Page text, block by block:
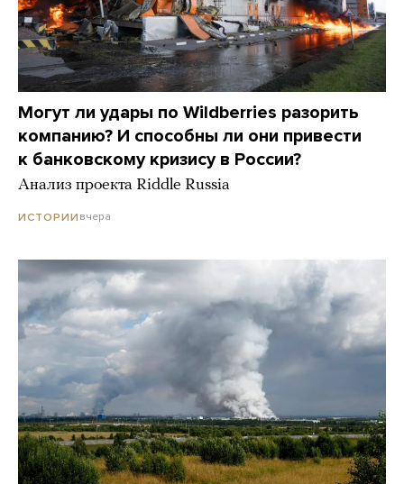
Могут ли удары по Wildberries разорить
компанию? И способны ли они привести
к банковскому кризису в России?
Анализ проекта Riddle Russia
ИСТОРИИ вчера